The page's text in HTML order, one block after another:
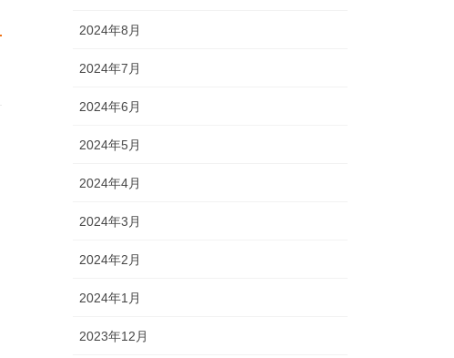
2024年8月
2024年7月
2024年6月
2024年5月
2024年4月
2024年3月
2024年2月
2024年1月
2023年12月